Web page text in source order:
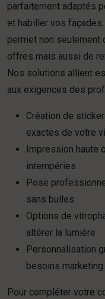
parfaitement adaptés
et habiller vos
permet non seulement
offres mais aussi de
Nos solutions allient
aux exigences des
Création de
exactes de votre
Impression haute
intempéries
Pose
sans bulles
Options de
altérer la lumière
Personnalisation
besoins marketing
Pour compléter votre